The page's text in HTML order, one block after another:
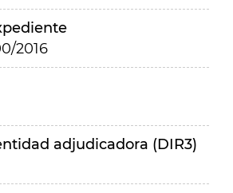
2016
adjudicadora (DIR3)